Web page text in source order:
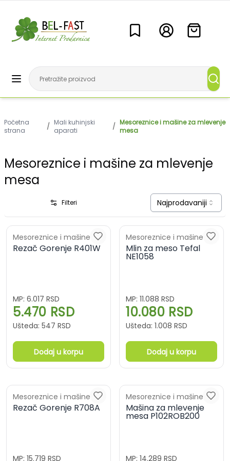
Početna
strana
/ Mali kuhinjski
aparati
/ Mesoreznice i mašine za mlevenje
mesa
Mesoreznice i mašine za mlevenje
mesa
Filteri Najprodavaniji
Mesoreznice i mašine za
mlevenje mesa
Rezač Gorenje R401W
MP: 6.017 RSD
5.470 RSD
Ušteda: 547 RSD
Dodaj u korpu
Mesoreznice i mašine za
mlevenje mesa
Mlin za meso Tefal
NE1058
MP: 11.088 RSD
10.080 RSD
Ušteda: 1.008 RSD
Dodaj u korpu
Mesoreznice i mašine za
mlevenje mesa
Rezač Gorenje R708A
MP: 15.719 RSD
Mesoreznice i mašine za
mlevenje mesa
Mašina za mlevenje
mesa P102ROB200
MP: 14.289 RSD